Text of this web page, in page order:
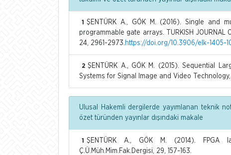
1
ŞENTÜRK A., GÖK M. (2016). Single and
programmable gate arrays. TURKISH JOURNAL
24, 2961-2973. https://doi.org/10.3906/elk-1405-
2 ŞENTÜRK A., GÖK M. (2015). Sequential
Systems for Signal Image and Video Technology,
Ulusal Hakemli dergilerde yayımlanan teknik
özet türünden yayınlar dışındaki makale
1
ŞENTÜRK A., GÖK M. (2014). FPGA
Ç.Ü.Müh.Mim.Fak.Dergisi, 29, 157-163.